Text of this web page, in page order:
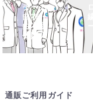
チーム
白衣・
白衣団
体購入
通販ご利用ガイド